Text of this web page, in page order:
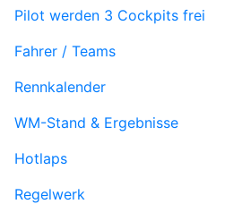
Pilot werden 3 Cockpits frei
Fahrer / Teams
Rennkalender
WM-Stand & Ergebnisse
Hotlaps
Regelwerk